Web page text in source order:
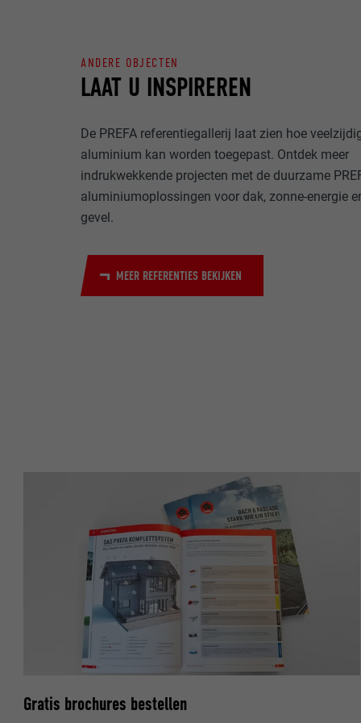
LAAT U INSPIREREN
ANDERE OBJECTEN
De PREFA referentiegallerij laat zien hoe
aluminium kan worden toegepast. Ontdek meer
indrukwekkende projecten met de duurzame
aluminiumoplossingen voor dak, zonne-energie
gevel.
MEER REFERENTIES BEKIJKEN
Gratis brochures bestellen
AANBIEDER
VERVALTIJD
DOEL
NAAM
AANBIEDER
MARKETING &
"Marketing &
gebruikt om
websites te
meer nodig
NAAM
AANBIEDER
NAAM
AANBIEDER